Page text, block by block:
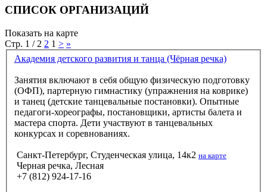
СПИСОК ОРГАНИЗАЦИЙ
Показать на карте
Стр. 1 / 2 2 1 > »
Академия детского развития и танца (Чёрная речка)
Занятия включают в себя общую физическую подготовку
(ОФП), партерную гимнастику (упражнения на коврике)
и танец (детские танцевальные постановки). Опытные
педагоги-хореографы, постановщики, артисты балета и
мастера спорта. Дети участвуют в танцевальных
конкурсах и соревнованиях.
Санкт-Петербург, Студенческая улица, 14к2 на карте
Черная речка, Лесная
+7 (812) 924-17-16